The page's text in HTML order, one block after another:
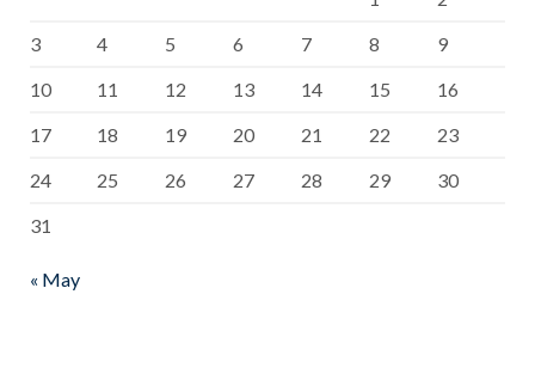
3
4 5 6 7 8
9
10
11 12 13 14 15
16
17
18 19 20 21 22
23
24
25 26 27 28 29
30
31
« May